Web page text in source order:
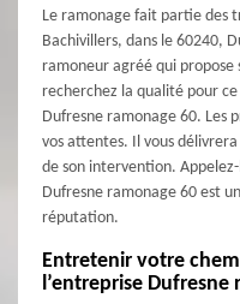
Le ramonage fait partie des
Bachivillers, dans le 60240,
ramoneur agréé qui propose
recherchez la qualité pour
Dufresne ramonage 60. Les
vos attentes. Il vous
de son intervention.
Dufresne ramonage 60 est
réputation.
Entretenir votre
l’entreprise Dufresne